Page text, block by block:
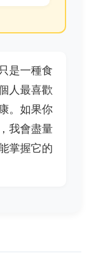
是一種食
人最喜歡
。如果你
我會盡量
掌握它的